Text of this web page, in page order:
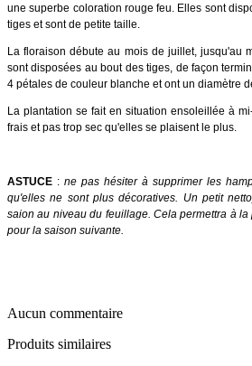
une superbe coloration rouge feu. Elles sont
tiges et sont de petite taille.
La floraison débute au mois de juillet, jusqu'au
sont disposées au bout des tiges, de façon
4 pétales de couleur blanche et ont un diamètre
La plantation se fait en situation ensoleillée à
frais et pas trop sec qu'elles se plaisent le plus.
ASTUCE : ne pas hésiter à supprimer les
qu'elles ne sont plus décoratives. Un petit
saion au niveau du feuillage. Cela permettra à
pour la saison suivante.
Aucun commentaire
Produits similaires